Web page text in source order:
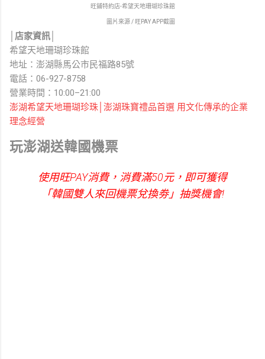
旺鋪特約店-希望天地珊瑚珍珠館
圖片來源 / 旺PAY APP截圖
│店家資訊│
希望天地珊瑚珍珠館
地址：澎湖縣馬公市民福路85號
電話：06-927-8758
營業時間：10:00–21:00
澎湖希望天地珊瑚珍珠│澎湖珠寶禮品首選 用文化傳承的企業
理念經營
玩澎湖送韓國機票
使用旺PAY消費，消費滿50元，即可獲得
「韓國雙人來回機票兌換劵」抽獎機會!